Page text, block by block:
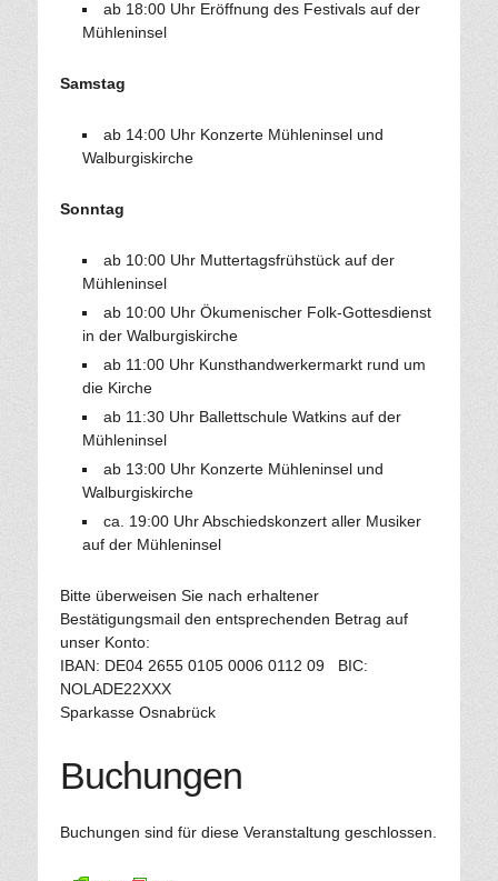
ab 18:00 Uhr Eröffnung des Festivals auf der
Mühleninsel
Samstag
ab 14:00 Uhr Konzerte Mühleninsel und
Walburgiskirche
Sonntag
ab 10:00 Uhr Muttertagsfrühstück auf der
Mühleninsel
ab 10:00 Uhr Ökumenischer Folk-Gottesdienst
in der Walburgiskirche
ab 11:00 Uhr Kunsthandwerkermarkt rund um
die Kirche
ab 11:30 Uhr Ballettschule Watkins auf der
Mühleninsel
ab 13:00 Uhr Konzerte Mühleninsel und
Walburgiskirche
ca. 19:00 Uhr Abschiedskonzert aller Musiker
auf der Mühleninsel
Bitte überweisen Sie nach erhaltener
Bestätigungsmail den entsprechenden Betrag auf
unser Konto:
IBAN: DE04 2655 0105 0006 0112 09 BIC:
NOLADE22XXX
Sparkasse Osnabrück
Buchungen
Buchungen sind für diese Veranstaltung geschlossen.